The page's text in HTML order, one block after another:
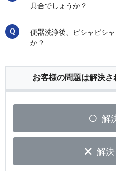
具合でしょうか？
便器洗浄後、ピシャピシ
か？
お客様の問題は解決
解
解